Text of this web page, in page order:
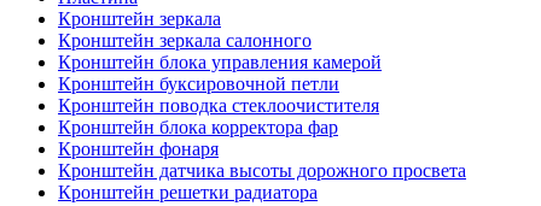
Кронштейн зеркала
Кронштейн зеркала салонного
Кронштейн блока управления камерой
Кронштейн буксировочной петли
Кронштейн поводка стеклоочистителя
Кронштейн блока корректора фар
Кронштейн фонаря
Кронштейн датчика высоты дорожного просвета
Кронштейн решетки радиатора